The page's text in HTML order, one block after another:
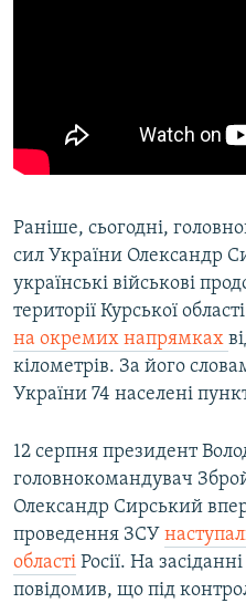
Раніше, сьогодні,
сил України Олександр
українські військові
території Курської
на окремих напрямках
кілометрів. За його
України 74 населені
12 серпня президент
головнокомандувач
Олександр Сирський
проведення ЗСУ
області Росії. На
повідомив, що під